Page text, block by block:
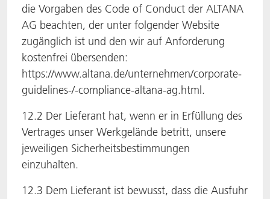
die Vorgaben des Code of Conduct der ALTANA
AG beachten, der unter folgender Website
zugänglich ist und den wir auf Anforderung
kostenfrei übersenden:
https://www.altana.de/unternehmen/corporate-
guidelines-/-compliance-altana-ag.html.
12.2 Der Lieferant hat, wenn er in Erfüllung des
Vertrages unser Werkgelände betritt, unsere
jeweiligen Sicherheitsbestimmungen
einzuhalten.
12.3 Dem Lieferant ist bewusst, dass die Ausfuhr